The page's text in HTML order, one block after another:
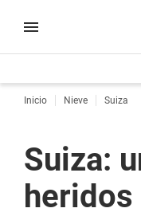
Inicio Nieve Suiza
Suiza:
heridos